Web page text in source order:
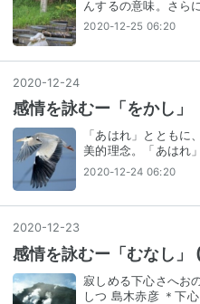
んするの意味。さら
2020-12-25 06:20
2020-12-24
感情を詠むー「をかし」
「あはれ」とともに
美的理念。「あはれ
2020-12-24 06:20
2020-12-23
感情を詠むー「むなし」
寂しめる下心さへお
しつ 島木赤彦 ＊下